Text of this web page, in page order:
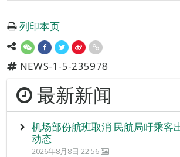
列印本页
NEWS-1-5-235978
最新新闻
机场部份航班取消 民航局吁乘客
动态
2026年8月8日 22:56